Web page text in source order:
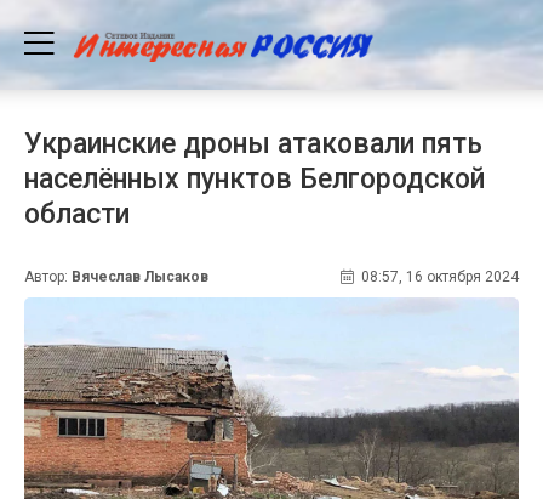
Украинские дроны атаковали пять
населённых пунктов Белгородской
области
Автор: Вячеслав Лысаков 08:57, 16 октября 2024